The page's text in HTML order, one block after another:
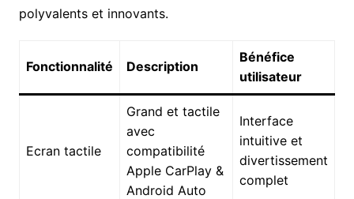
polyvalents et innovants.
Fonctionnalité Description
Bénéfice
utilisateur
Ecran tactile
Grand et tactile
avec
compatibilité
Apple CarPlay &
Android Auto
Interface
intuitive et
divertissement
complet